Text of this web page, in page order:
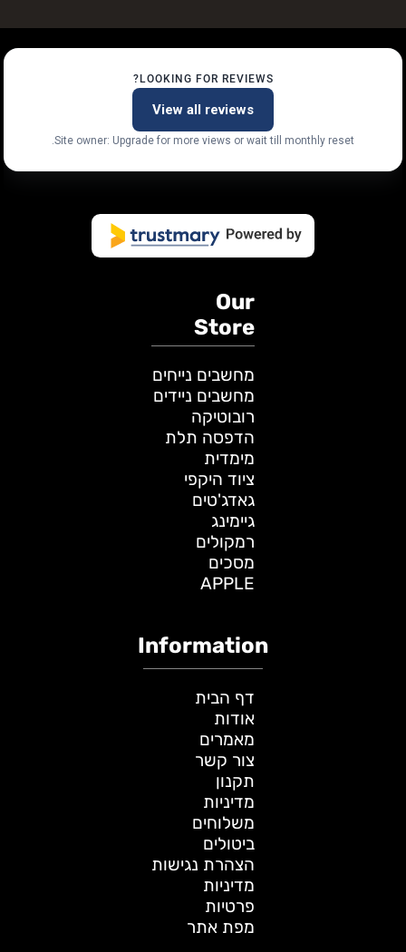
LOOKING FOR REVIEWS?
View all reviews
Site owner: Upgrade for more views or wait till monthly reset.
Our
Store
מחשבים נייחים
מחשבים ניידים
רובוטיקה
הדפסה תלת
מימדית
ציוד היקפי
גאדג'טים
גיימינג
רמקולים
מסכים
APPLE
Information
דף הבית
אודות
מאמרים
צור קשר
תקנון
מדיניות
משלוחים
ביטולים
הצהרת נגישות
מדיניות
פרטיות
מפת אתר